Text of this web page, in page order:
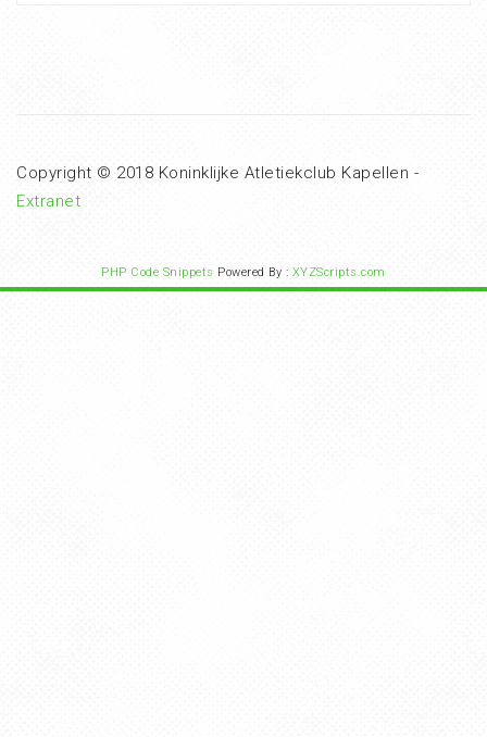
Copyright © 2018 Koninklijke Atletiekclub Kapellen -
Extranet
PHP Code Snippets Powered By : XYZScripts.com